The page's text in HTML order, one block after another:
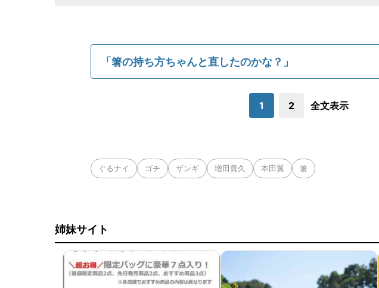
「箸の持ち方ちゃんと直したのかな？」
1 2 全文表示
ぐるナイ ゴチ ザンギ 増田貴久 本田翼 箸
姉妹サイト